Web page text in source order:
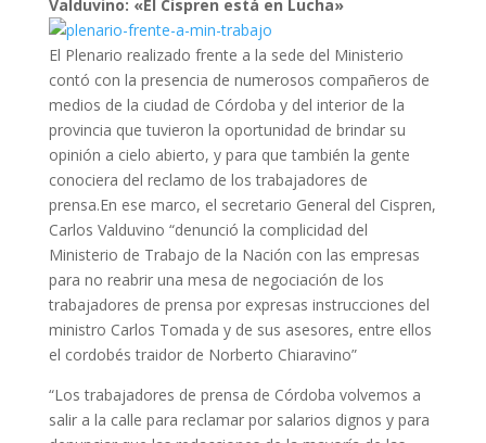
Valduvino: «El Cispren está en Lucha»
El Plenario realizado frente a la sede del Ministerio
contó con la presencia de numerosos compañeros de
medios de la ciudad de Córdoba y del interior de la
provincia que tuvieron la oportunidad de brindar su
opinión a cielo abierto, y para que también la gente
conociera del reclamo de los trabajadores de
prensa.En ese marco, el secretario General del Cispren,
Carlos Valduvino “denunció la complicidad del
Ministerio de Trabajo de la Nación con las empresas
para no reabrir una mesa de negociación de los
trabajadores de prensa por expresas instrucciones del
ministro Carlos Tomada y de sus asesores, entre ellos
el cordobés traidor de Norberto Chiaravino”
“Los trabajadores de prensa de Córdoba volvemos a
salir a la calle para reclamar por salarios dignos y para